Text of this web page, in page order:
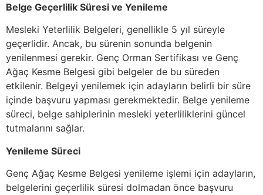
Belge Geçerlilik Süresi ve Yenileme
Mesleki Yeterlilik Belgeleri, genellikle 5 yıl süreyle
geçerlidir. Ancak, bu sürenin sonunda belgenin
yenilenmesi gerekir. Genç Orman Sertifikası ve Genç
Ağaç Kesme Belgesi gibi belgeler de bu süreden
etkilenir. Belgeyi yenilemek için adayların belirli bir süre
içinde başvuru yapması gerekmektedir. Belge yenileme
süreci, belge sahiplerinin mesleki yeterliliklerini güncel
tutmalarını sağlar.
Yenileme Süreci
Genç Ağaç Kesme Belgesi yenileme işlemi için adayların,
belgelerini geçerlilik süresi dolmadan önce başvuru